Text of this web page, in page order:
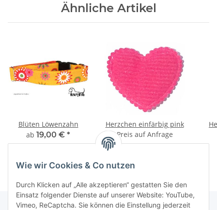
Ähnliche Artikel
Blüten Löwenzahn
ab 19,00 € *
Herzchen einfärbig pink
Preis auf Anfrage
Wie wir Cookies & Co nutzen
Durch Klicken auf „Alle akzeptieren“ gestatten Sie den
Einsatz folgender Dienste auf unserer Website: YouTube,
Vimeo, ReCaptcha. Sie können die Einstellung jederzeit